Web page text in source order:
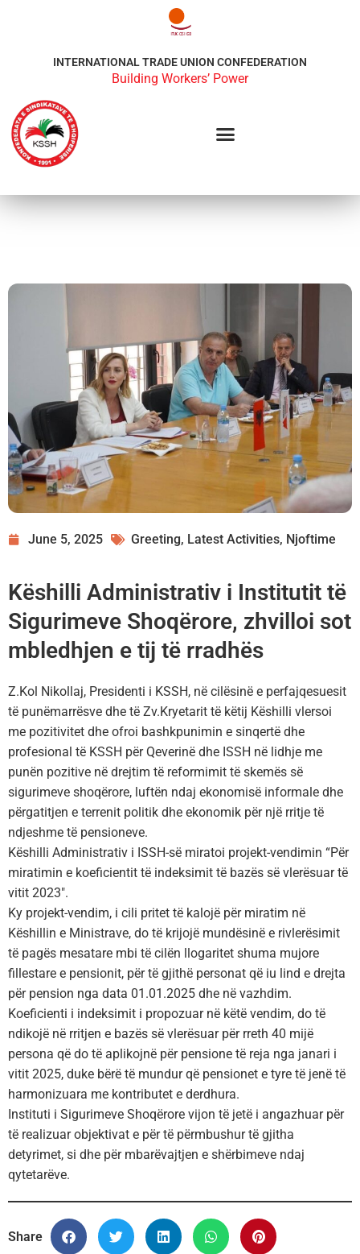
INTERNATIONAL TRADE UNION CONFEDERATION
Building Workers’ Power
June 5, 2025 Greeting, Latest Activities, Njoftime
Këshilli Administrativ i Institutit të
Sigurimeve Shoqërore, zhvilloi sot
mbledhjen e tij të rradhës
Z.Kol Nikollaj, Presidenti i KSSH, në cilësinë e perfajqesuesit
të punëmarrësve dhe të Zv.Kryetarit të këtij Këshilli vlersoi
me pozitivitet dhe ofroi bashkpunimin e sinqertë dhe
profesional të KSSH për Qeverinë dhe ISSH në lidhje me
punën pozitive në drejtim të reformimit të skemës së
sigurimeve shoqërore, luftën ndaj ekonomisë informale dhe
përgatitjen e terrenit politik dhe ekonomik për një rritje të
ndjeshme të pensioneve.
Këshilli Administrativ i ISSH-së miratoi projekt-vendimin “Për
miratimin e koeficientit të indeksimit të bazës së vlerësuar të
vitit 2023″.
Ky projekt-vendim, i cili pritet të kalojë për miratim në
Këshillin e Ministrave, do të krijojë mundësinë e rivlerësimit
të pagës mesatare mbi të cilën llogaritet shuma mujore
fillestare e pensionit, për të gjithë personat që iu lind e drejta
për pension nga data 01.01.2025 dhe në vazhdim.
Koeficienti i indeksimit i propozuar në këtë vendim, do të
ndikojë në rritjen e bazës së vlerësuar për rreth 40 mijë
persona që do të aplikojnë për pensione të reja nga janari i
vitit 2025, duke bërë të mundur që pensionet e tyre të jenë të
harmonizuara me kontributet e derdhura.
Instituti i Sigurimeve Shoqërore vijon të jetë i angazhuar për
të realizuar objektivat e për të përmbushur të gjitha
detyrimet, si dhe për mbarëvajtjen e shërbimeve ndaj
qytetarëve.
Share